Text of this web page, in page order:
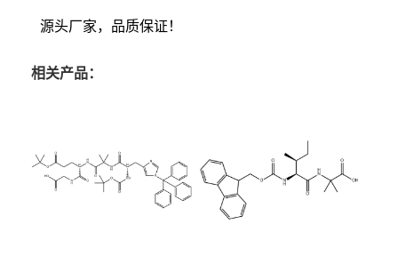
源头厂家，品质保证！
相关产品：